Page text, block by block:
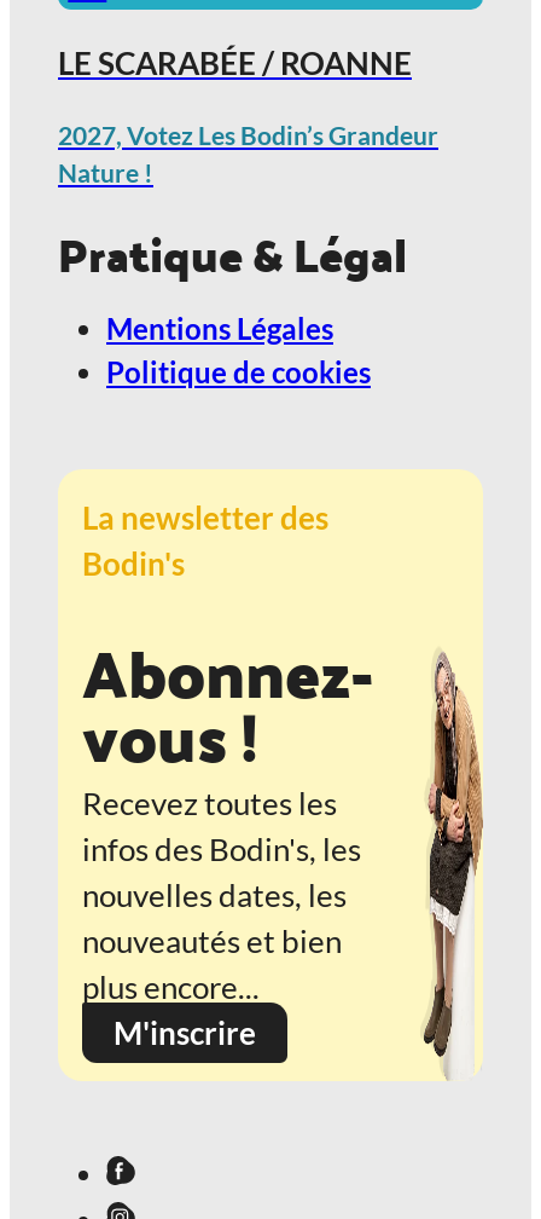
LE SCARABÉE / ROANNE
2027, Votez Les Bodin’s Grandeur
Nature !
Pratique & Légal
Mentions Légales
Politique de cookies
La newsletter des
Bodin's
Abonnez-
vous !
Recevez toutes les
infos des Bodin's, les
nouvelles dates, les
nouveautés et bien
plus encore...
M'inscrire